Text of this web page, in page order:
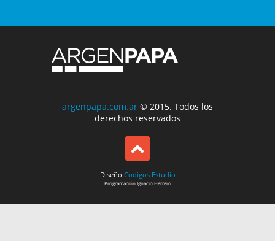
argenpapa.com.ar © 2015. Todos los
derechos reservados
Diseño Codigos Estudio
ProgramaciónIgnacio Herrero